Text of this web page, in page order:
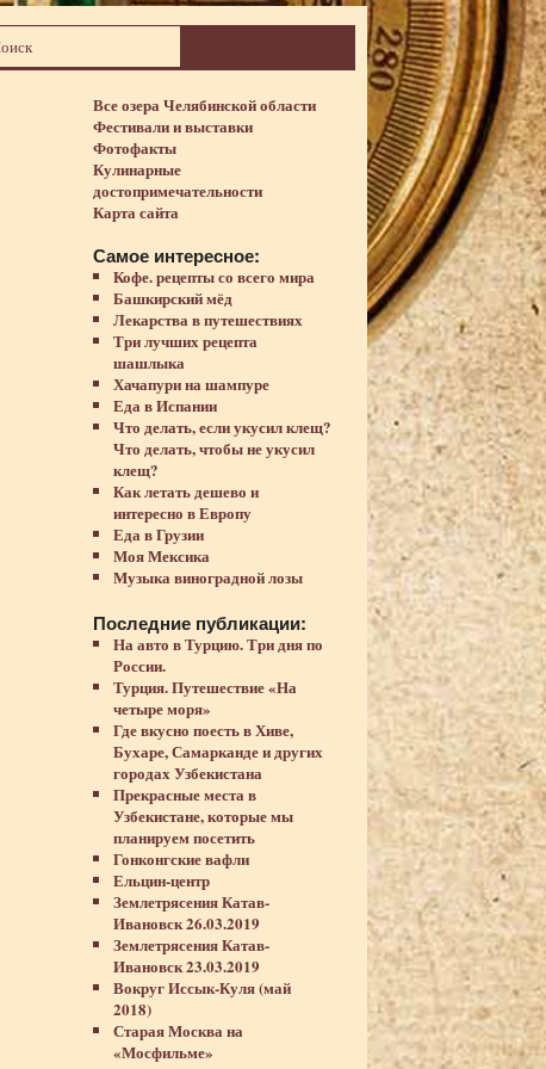
Все озера Челябинской области
Фестивали и выставки
Фотофакты
Кулинарные
достопримечательности
Карта сайта
Самое интересное:
Кофе. рецепты со всего мира
Башкирский мёд
Лекарства в путешествиях
Три лучших рецепта
шашлыка
Хачапури на шампуре
Еда в Испании
Что делать, если укусил клещ?
Что делать, чтобы не укусил
клещ?
Как летать дешево и
интересно в Европу
Еда в Грузии
Моя Мексика
Музыка виноградной лозы
Последние публикации:
На авто в Турцию. Три дня по
России.
Турция. Путешествие «На
четыре моря»
Где вкусно поесть в Хиве,
Бухаре, Самарканде и других
городах Узбекистана
Прекрасные места в
Узбекистане, которые мы
планируем посетить
Гонконгские вафли
Ельцин-центр
Землетрясения Катав-
Ивановск 26.03.2019
Землетрясения Катав-
Ивановск 23.03.2019
Вокруг Иссык-Куля (май
2018)
Старая Москва на
«Мосфильме»